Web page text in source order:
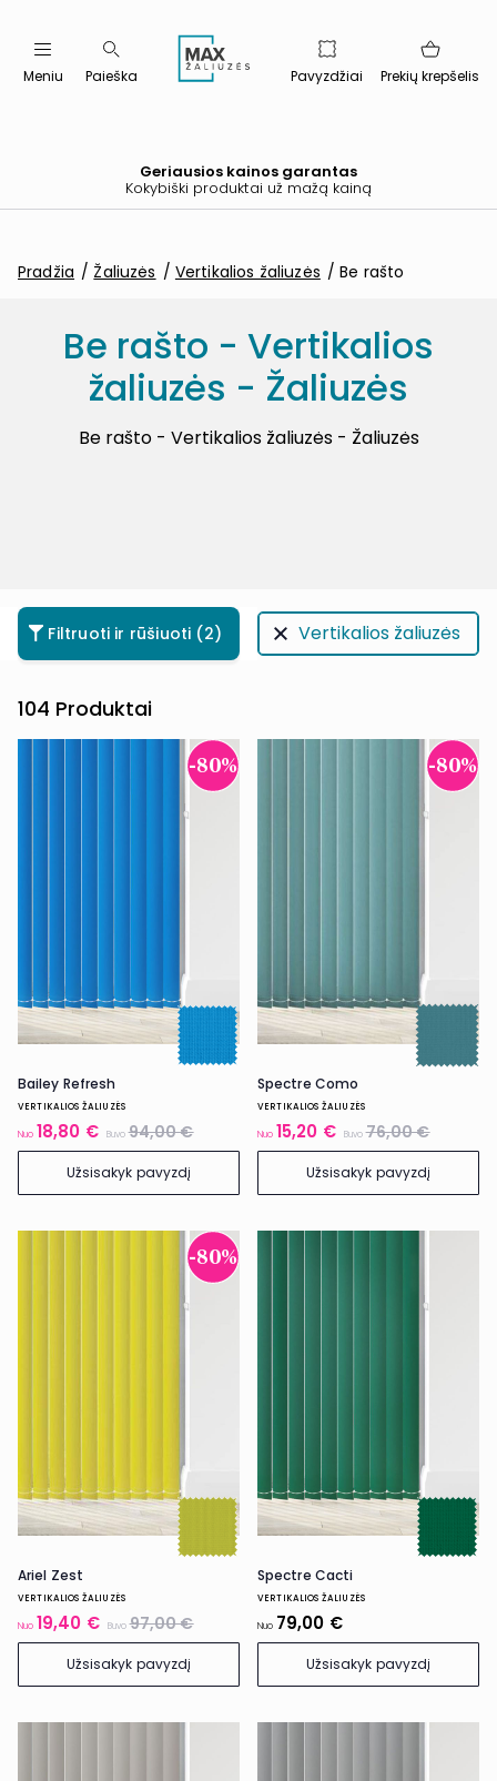
Meniu Paieška Pavyzdžiai Prekių krepšelis
Geriausios kainos garantas
Kokybiški produktai už mažą kainą
Pradžia Žaliuzės Vertikalios žaliuzės Be rašto
Be rašto - Vertikalios
žaliuzės - Žaliuzės
Be rašto - Vertikalios žaliuzės - Žaliuzės
Filtruoti ir rūšiuoti (2) Vertikalios žaliuzės
104 Produktai
-80%
Bailey Refresh
VERTIKALIOS ŽALIUZĖS
Nuo 18,80 € Buvo94,00 €
Užsisakyk pavyzdį
-80%
Spectre Como
VERTIKALIOS ŽALIUZĖS
Nuo 15,20 € Buvo76,00 €
Užsisakyk pavyzdį
-80%
Ariel Zest
VERTIKALIOS ŽALIUZĖS
Nuo 19,40 € Buvo97,00 €
Užsisakyk pavyzdį
Spectre Cacti
VERTIKALIOS ŽALIUZĖS
Nuo 79,00 €
Užsisakyk pavyzdį